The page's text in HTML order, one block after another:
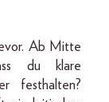
Ab Mitte
du klare
festhalten?